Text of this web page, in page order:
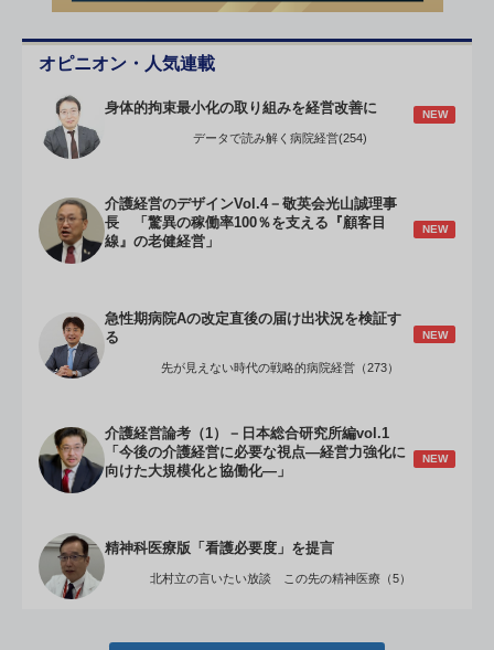
オピニオン・人気連載
身体的拘束最小化の取り組みを経営改善に NEW
データで読み解く病院経営(254)
介護経営のデザインVol.4－敬英会光山誠理事
長 「驚異の稼働率100％を支える『顧客目
線』の老健経営」
NEW
急性期病院Aの改定直後の届け出状況を検証す
る
NEW
先が見えない時代の戦略的病院経営（273）
介護経営論考（1）－日本総合研究所編vol.1
「今後の介護経営に必要な視点―経営力強化に
向けた大規模化と協働化―」
NEW
精神科医療版「看護必要度」を提言
北村立の言いたい放談 この先の精神医療（5）